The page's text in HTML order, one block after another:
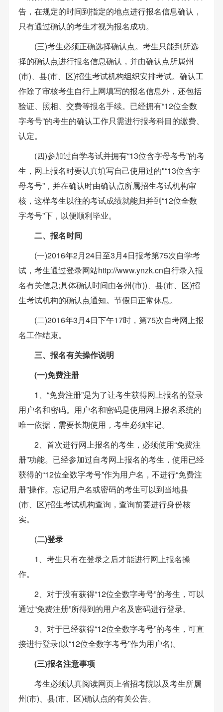
告，在规定的时间到指定的地点进行报名信息确认，
只有通过确认的考生才视为报名成功。
(三)考生必须正确选择确认点。考生只能到所选
择的确认点进行报名信息确认，并由确认点所属州
(市)、县(市、区)招生考试机构组织安排考试。确认工
作除了审核考生自行上网填写的报名信息外，还包括
验证、照相、交费等报名手续。已经拥有“12位全数
字考号”的考生的确认工作只需进行报考科目的缴费、
认定。
(四)参加过自学考试并拥有“13位含字母考号”的考
生，网上报名时要认真填写自己使用过的"“13位含字
母考号”，并在确认时由确认点所属招生考试机构审
核，这样考生以往的考试成绩就能归并到“12位全数
字考号”下，以便顺利毕业。
二、报名时间
(一)2016年2月24日至3月4日报考第75次自学考
试，考生通过登录网站http://www.ynzk.cn自行录入报
名有关信息;具体确认时间由各州(市))、县(市、区)招
生考试机构的确认点通知。节假日正常休息。
(二)2016年3月4日下午17时，第75次自考网上报
名工作结束。
三、报名有关操作说明
(一)免费注册
1、“免费注册”是为了让考生获得网上报名的登录
用户名和密码。用户名和密码是使用网上报名系统的
唯一依据，需要长期使用，考生必须牢记。
2、首次进行网上报名的考生，必须使用“免费注
册”功能。已经参加过自考网上报名的考生，使用已经
获得的“12位全数字考号”作为用户名，不进行“免费注
册”操作。忘记用户名或密码的考生可以到当地县
(市、区)招生考试机构查询，查询前要进行身份核
实。
(二)登录
1、考生只有在登录之后才能进行网上报名操
作。
2、对于没有获得“12位全数字考号”的考生，可以
通过“免费注册”所得到的用户名及密码进行登录。
3、对于已经获得“12位全数字考号”的考生，可直
接进行登录(以“12位全数字考号”作为用户名)。
(三)报名注意事项
考生必须认真阅读网页上省招考院以及考生所属
州(市)、县(市、区)确认点的有关公告。